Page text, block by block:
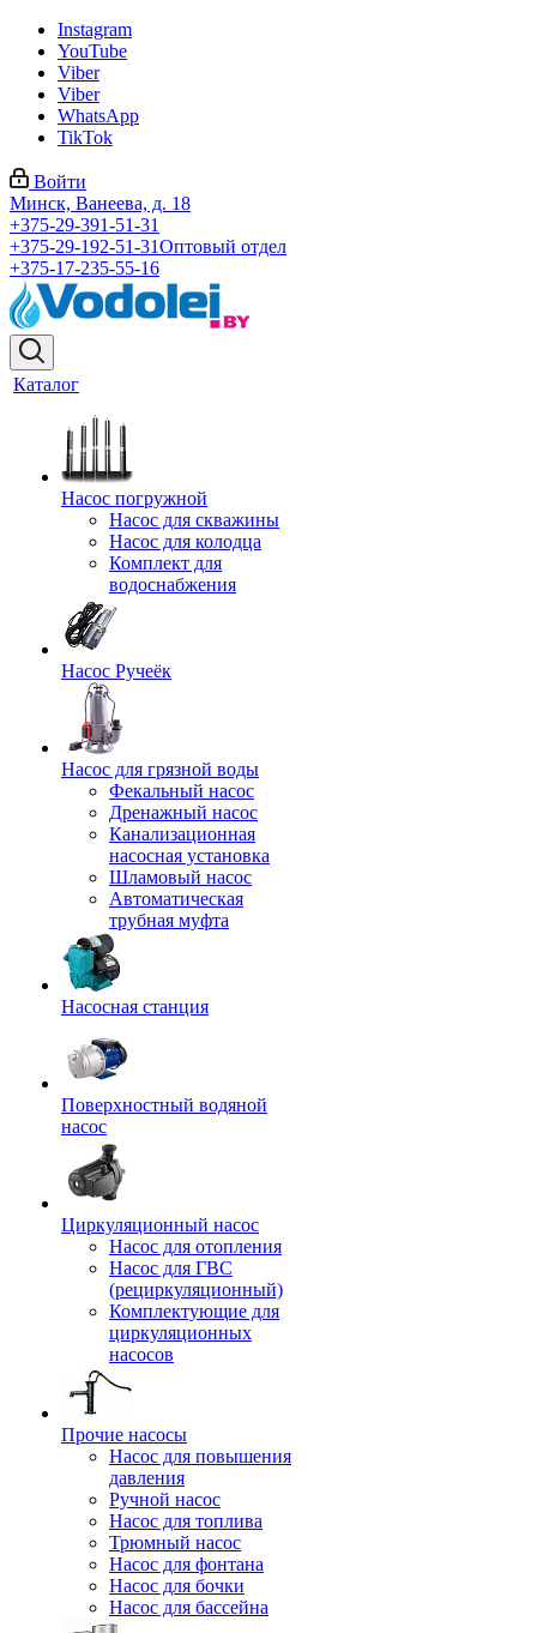
Instagram
YouTube
Viber
Viber
WhatsApp
TikTok
Войти
Минск, Ванеева, д. 18
+375-29-391-51-31
+375-29-192-51-31Оптовый отдел
+375-17-235-55-16
Каталог
Насос погружной
Насос для скважины
Насос для колодца
Комплект для
водоснабжения
Насос Ручеёк
Насос для грязной воды
Фекальный насос
Дренажный насос
Канализационная
насосная установка
Шламовый насос
Автоматическая
трубная муфта
Насосная станция
Поверхностный водяной
насос
Циркуляционный насос
Насос для отопления
Насос для ГВС
(рециркуляционный)
Комплектующие для
циркуляционных
насосов
Прочие насосы
Насос для повышения
давления
Ручной насос
Насос для топлива
Трюмный насос
Насос для фонтана
Насос для бочки
Насос для бассейна